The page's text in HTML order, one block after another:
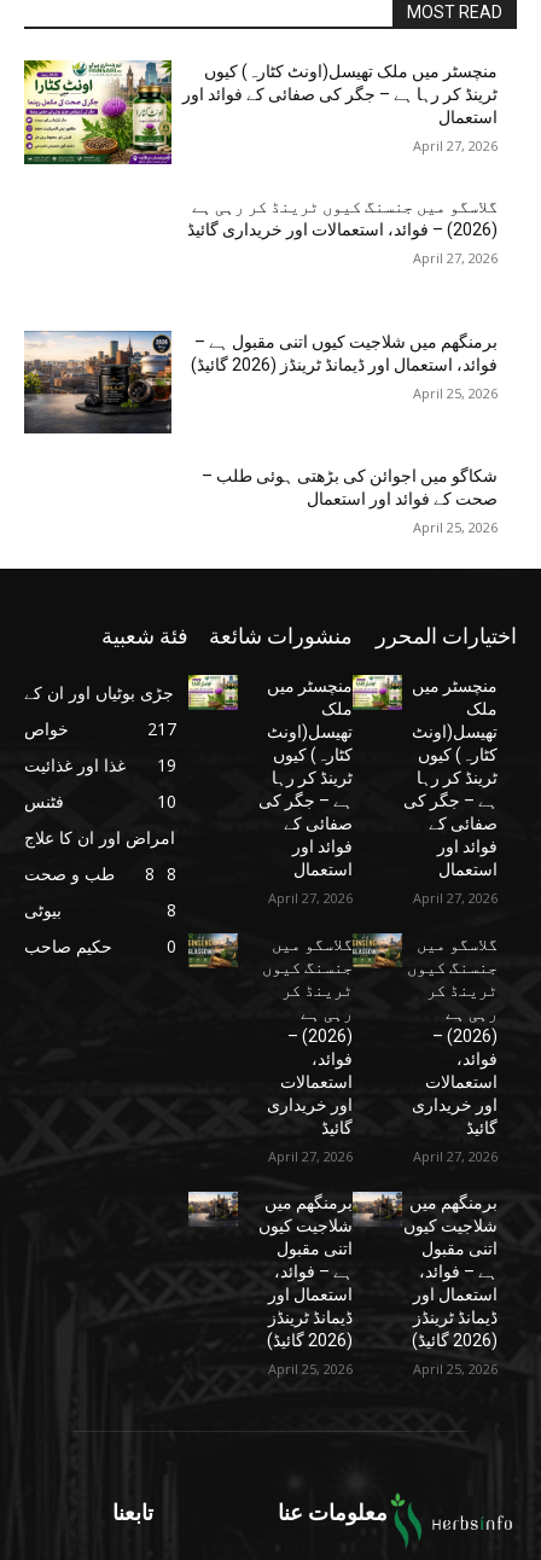
MOST READ
منچسٹر میں ملک تھیسل(اونٹ کٹارہ) کیوں
ٹرینڈ کر رہا ہے – جگر کی صفائی کے فوائد اور
استعمال
April 27, 2026
گلاسگو میں جنسنگ کیوں ٹرینڈ کر رہی ہے
(2026) – فوائد، استعمالات اور خریداری گائیڈ
April 27, 2026
برمنگھم میں شلاجیت کیوں اتنی مقبول ہے –
فوائد، استعمال اور ڈیمانڈ ٹرینڈز (2026 گائیڈ)
April 25, 2026
شکاگو میں اجوائن کی بڑھتی ہوئی طلب –
صحت کے فوائد اور استعمال
April 25, 2026
اختيارات المحرر
منچسٹر میں
ملک
تھیسل(اونٹ
کٹارہ) کیوں
ٹرینڈ کر رہا
ہے – جگر کی
صفائی کے
فوائد اور
استعمال
April 27, 2026
گلاسگو میں
جنسنگ کیوں
ٹرینڈ کر
رہی ہے
(2026) –
فوائد،
استعمالات
اور خریداری
گائیڈ
April 27, 2026
برمنگھم میں
شلاجیت کیوں
اتنی مقبول
ہے – فوائد،
استعمال اور
ڈیمانڈ ٹرینڈز
(2026 گائیڈ)
April 25, 2026
منشورات شائعة
منچسٹر میں
ملک
تھیسل(اونٹ
کٹارہ) کیوں
ٹرینڈ کر رہا
ہے – جگر کی
صفائی کے
فوائد اور
استعمال
April 27, 2026
گلاسگو میں
جنسنگ کیوں
ٹرینڈ کر
رہی ہے
(2026) –
فوائد،
استعمالات
اور خریداری
گائیڈ
April 27, 2026
برمنگھم میں
شلاجیت کیوں
اتنی مقبول
ہے – فوائد،
استعمال اور
ڈیمانڈ ٹرینڈز
(2026 گائیڈ)
April 25, 2026
فئة شعبية
جڑی بوٹیاں اور ان کے
خواص
217
غذا اور غذائیت
19
فٹنس
10
امراض اور ان کا علاج
8
طب و صحت
8
بیوٹی
8
حکیم صاحب
0
معلومات عنا تابعنا